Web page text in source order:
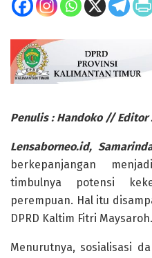
Penulis : Handoko // Editor
Lensaborneo.id,
berkepanjangan
timbulnya potensi
perempuan. Hal itu
DPRD Kaltim Fitri Maysaroh.
Menurutnya, sosialisasi